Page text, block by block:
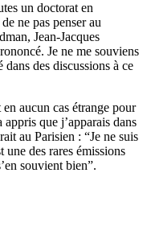
un doctorat en
ne pas penser au
Jean-Jacques
Je ne me souviens
dans des discussions à ce
aucun cas étrange pour
que j’apparais dans
au Parisien : “Je ne suis
une des rares émissions
souvient bien”.